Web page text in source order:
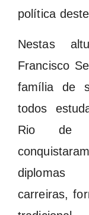
política
Nestas
Francisco
família de
todos
Rio de
carreiras,